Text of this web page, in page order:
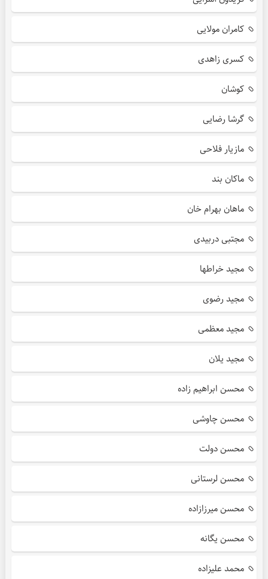
کامران مولایی
کسری زاهدی
کوشان
گرشا رضایی
مازیار فلاحی
ماکان بند
ماهان بهرام خان
مجتبی دربیدی
مجید خراطها
مجید رضوی
مجید معظمی
مجید یلان
محسن ابراهیم زاده
محسن چاوشی
محسن دولت
محسن لرستانی
محسن میرزازاده
محسن یگانه
محمد علیزاده